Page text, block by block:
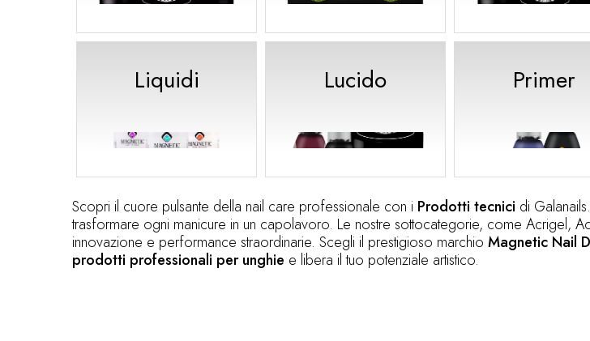
Liquidi Lucido Primer
Scopri il cuore pulsante della nail care professionale con i Prodotti tecnici di
trasformare ogni manicure in un capolavoro. Le nostre sottocategorie, come Acrigel,
innovazione e performance straordinarie. Scegli il prestigioso marchioMagnetic Nail
prodotti professionali per unghie e libera il tuo potenziale artistico.